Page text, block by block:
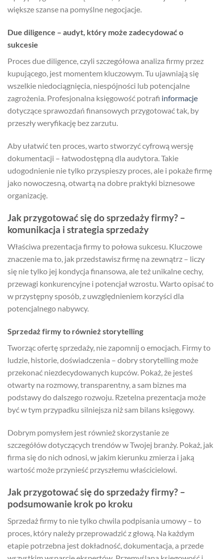
większe szanse na pomyślne negocjacje.
Due diligence – audyt, który może zadecydować o
sukcesie
Proces due diligence, czyli szczegółowa analiza firmy przez
kupującego, jest momentem kluczowym. Tu ujawniają się
wszelkie niedociągnięcia, niespójności lub potencjalne
zagrożenia. Profesjonalna księgowość potrafi informacje
dotyczące sprawozdań finansowych przygotować tak, by
przeszły weryfikację bez zarzutu.
Aby ułatwić ten proces, warto stworzyć cyfrową wersję
dokumentacji – łatwodostępną dla audytora. Takie
udogodnienie nie tylko przyspieszy proces, ale i pokaże firmę
jako nowoczesną, otwartą na dobre praktyki biznesowe
organizację.
Jak przygotować się do sprzedaży firmy? –
komunikacja i strategia sprzedaży
Właściwa prezentacja firmy to połowa sukcesu. Kluczowe
znaczenie ma to, jak przedstawisz firmę na zewnątrz – liczy
się nie tylko jej kondycja finansowa, ale też unikalne cechy,
przewagi konkurencyjne i potencjał wzrostu. Warto opisać to
w przystępny sposób, z uwzględnieniem korzyści dla
potencjalnego nabywcy.
Sprzedaż firmy to również storytelling
Tworząc ofertę sprzedaży, nie zapomnij o emocjach. Firmy to
ludzie, historie, doświadczenia – dobry storytelling może
przekonać niezdecydowanych kupców. Pokaż, że jesteś
otwarty na rozmowy, transparentny, a sam biznes ma
podstawy do dalszego rozwoju. Rzetelna prezentacja może
być w tym przypadku silniejsza niż sam bilans księgowy.
Dobrym pomysłem jest również skorzystanie ze
szczegółów dotyczących trendów w Twojej branży. Pokaż, jak
firma się do nich odnosi, w jakim kierunku zmierza i jaką
wartość może przynieść przyszłemu właścicielowi.
Jak przygotować się do sprzedaży firmy? –
podsumowanie krok po kroku
Sprzedaż firmy to nie tylko chwila podpisania umowy – to
proces, który należy przeprowadzić z głową. Na każdym
etapie potrzebna jest dokładność, dokumentacja, a przede